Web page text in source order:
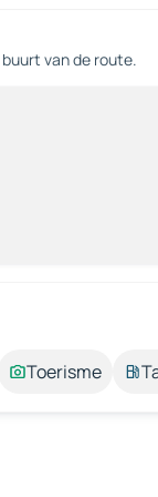
van de route.
Toerisme